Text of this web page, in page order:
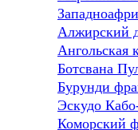
Алжирский
Ангольская
Ботсвана
Бурунди
Эскудо
Коморский